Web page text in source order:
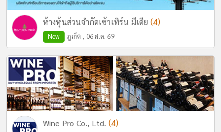
ห้างหุ้นส่วนจำกัดเซ้าเทิร์น มีเดีย (4)
New ภูเก็ต , 06 ส.ค. 69
Wine Pro Co., Ltd. (4)